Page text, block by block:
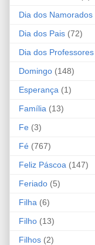
Dia dos Namorados
Dia dos Pais (72)
Dia dos Professores
Domingo (148)
Esperança (1)
Família (13)
Fe (3)
Fé (767)
Feliz Páscoa (147)
Feriado (5)
Filha (6)
Filho (13)
Filhos (2)